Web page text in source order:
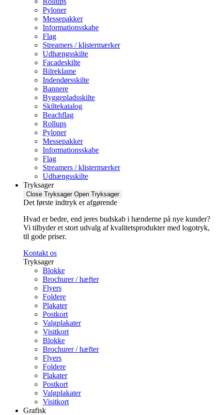
Pyloner
Messepakker
Informationsskabe
Flag
Streamers / klistermærker
Udhængsskilte
Facadeskilte
Bilreklame
Indendørsskilte
Bannere
Byggepladsskilte
Skiltekatalog
Beachflag
Rollups
Pyloner
Messepakker
Informationsskabe
Flag
Streamers / klistermærker
Udhængsskilte
Tryksager
Close Tryksager Open Tryksager
Det første indtryk er afgørende
Hvad er bedre, end jeres budskab i hænderne på nye kunder?
Vi tilbyder et stort udvalg af kvalitetsprodukter med logotryk,
til gode priser.
Kontakt os
Tryksager
Blokke
Brochurer / hæfter
Flyers
Foldere
Plakater
Postkort
Valgplakater
Visitkort
Blokke
Brochurer / hæfter
Flyers
Foldere
Plakater
Postkort
Valgplakater
Visitkort
Grafisk